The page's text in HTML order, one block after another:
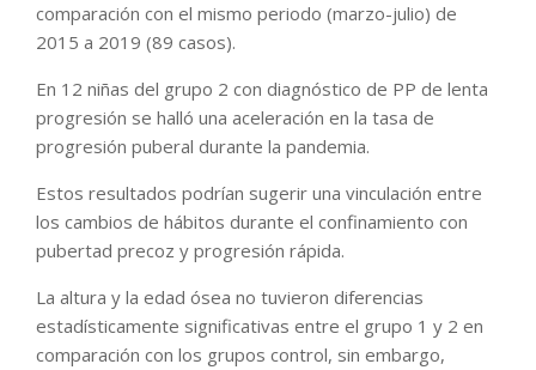
comparación con el mismo periodo (marzo-julio) de
2015 a 2019 (89 casos).
En 12 niñas del grupo 2 con diagnóstico de PP de lenta
progresión se halló una aceleración en la tasa de
progresión puberal durante la pandemia.
Estos resultados podrían sugerir una vinculación entre
los cambios de hábitos durante el confinamiento con
pubertad precoz y progresión rápida.
La altura y la edad ósea no tuvieron diferencias
estadísticamente significativas entre el grupo 1 y 2 en
comparación con los grupos control, sin embargo,